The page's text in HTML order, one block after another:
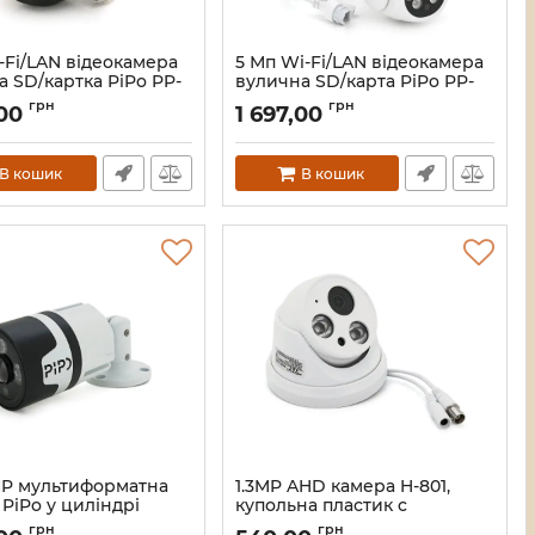
LAN відеокамера
SD/картка PiPo PP-
PTZ 2.8mm
грн
В кошик
5 Мп Wi-Fi/LAN відеокамера
вулична SD/карта PiPo PP-
IPC37D5MP25 PTZ 2.8mm
ICSee
Артикул:33628
1 697,00 грн
В кошик
мультиформатна
у циліндрі
око 170градусів PP-
грн
1.3MP AHD камера H-801,
купольна пластик c
потужною підсвіткою 3.6мм
грн